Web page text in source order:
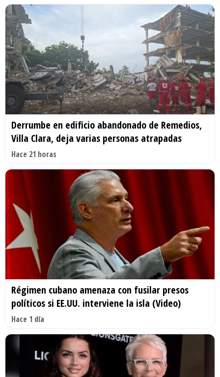
Derrumbe en edificio abandonado de Remedios,
Villa Clara, deja varias personas atrapadas
Hace 21 horas
Régimen cubano amenaza con fusilar presos
políticos si EE.UU. interviene la isla (Video)
Hace 1 día